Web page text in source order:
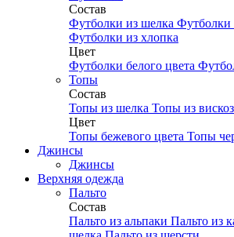
Состав
Футболки из шелка Футболки
Футболки из хлопка
Цвет
Футболки белого цвета
Топы
Состав
Топы из шелка Топы из
Цвет
Топы бежевого цвета Топы
Джинсы
Джинсы
Верхняя одежда
Пальто
Состав
Пальто из альпаки Пальто из